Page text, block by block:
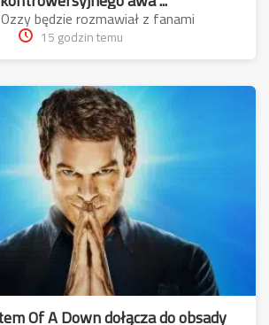
będzie rozmawiał z fanami
15 godzin temu
Of A Down dołącza do obsady